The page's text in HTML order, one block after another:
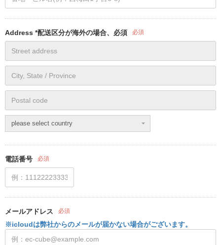
Address *配送区分が海外の場合、必須 必須
電話番号 必須
メールアドレス 必須
※icloudは弊社からのメールが届かない場合がございます。